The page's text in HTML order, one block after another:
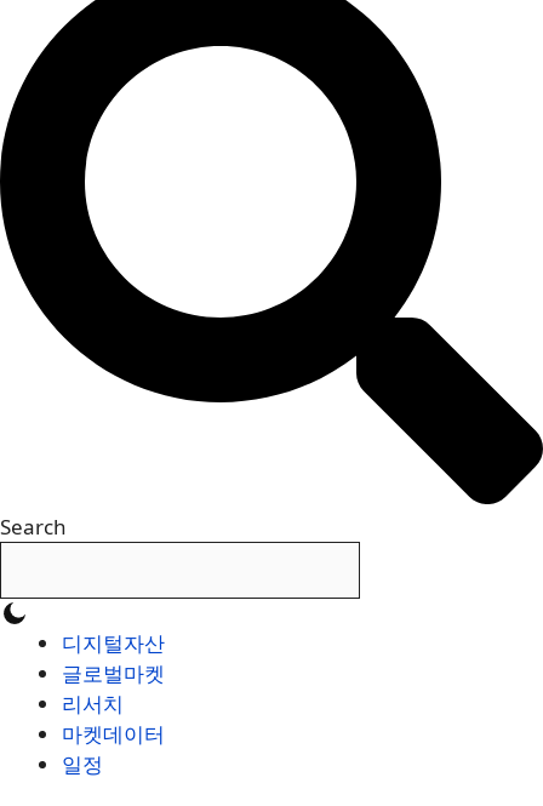
Search
디지털자산
글로벌마켓
리서치
마켓데이터
일정